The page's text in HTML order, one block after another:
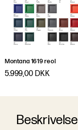
Montana 1619 reol
5.999,00 DKK
Beskrivelse